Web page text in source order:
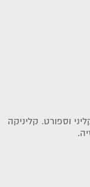
וספורט. קליניקה